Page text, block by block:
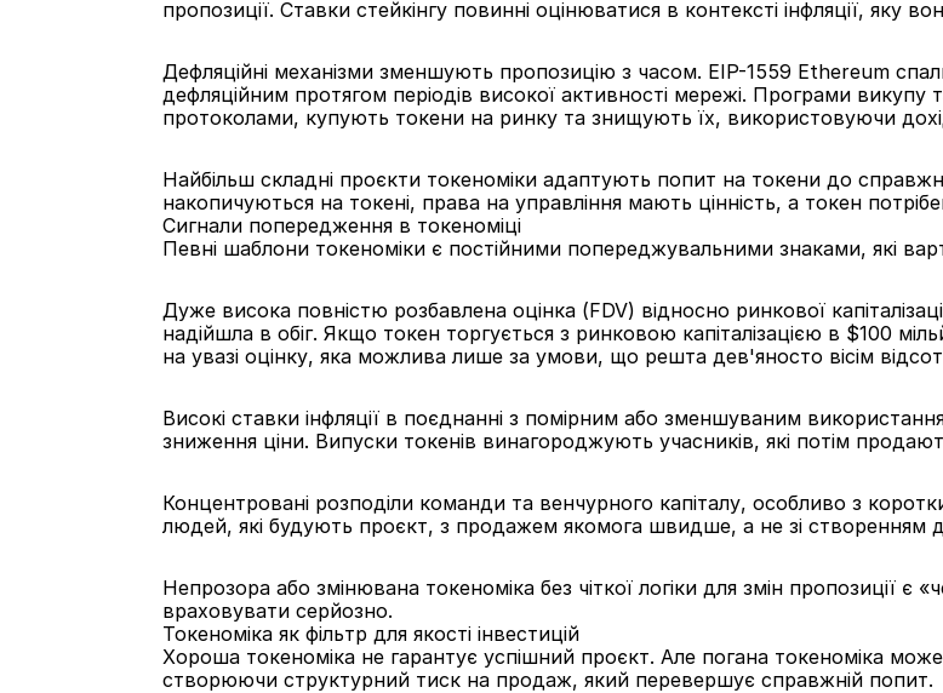
пропозиції. Ставки стейкінгу повинні оцінюватися в контексті інфляції, яку
Дефляційні механізми зменшують пропозицію з часом. EIP-1559 Ethereum
дефляційним протягом періодів високої активності мережі. Програми
протоколами, купують токени на ринку та знищують їх, використовуючи
Найбільш складні проєкти токеноміки адаптують попит на токени до
накопичуються на токені, права на управління мають цінність, а токен
Сигнали попередження в токеноміці
Певні шаблони токеноміки є постійними попереджувальними знаками, які
Дуже висока повністю розбавлена оцінка (FDV) відносно ринкової
надійшла в обіг. Якщо токен торгується з ринковою капіталізацією в $100
на увазі оцінку, яка можлива лише за умови, що решта дев'яносто вісім
Високі ставки інфляції в поєднанні з помірним або зменшуваним
зниження ціни. Випуски токенів винагороджують учасників, які потім
Концентровані розподіли команди та венчурного капіталу, особливо з
людей, які будують проєкт, з продажем якомога швидше, а не зі створенням
Непрозора або змінювана токеноміка без чіткої логіки для змін пропозиції
враховувати серйозно.
Токеноміка як фільтр для якості інвестицій
Хороша токеноміка не гарантує успішний проєкт. Але погана токеноміка
створюючи структурний тиск на продаж, який перевершує справжній попит.